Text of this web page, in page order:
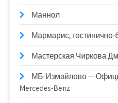
Маннол
Мармарис,
Мастерская Чиркова
МБ-Измайлово —
Mercedes-Benz